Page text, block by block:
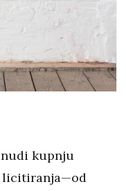
kupnju
licitiranja—od